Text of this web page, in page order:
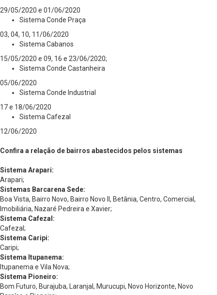
29/05/2020 e 01/06/2020
Sistema Conde Praça
03, 04, 10, 11/06/2020
Sistema Cabanos
15/05/2020 e 09, 16 e 23/06/2020;
Sistema Conde Castanheira
05/06/2020
Sistema Conde Industrial
17 e 18/06/2020
Sistema Cafezal
12/06/2020
Confira a relação de bairros abastecidos pelos sistemas
Sistema Arapari:
Arapari;
Sistemas Barcarena Sede:
Boa Vista, Bairro Novo, Bairro Novo II, Betânia, Centro, Comercial,
Imobiliária, Nazaré Pedreira e Xavier;
Sistema Cafezal:
Cafezal;
Sistema Caripi:
Caripi;
Sistema Itupanema:
Itupanema e Vila Nova;
Sistema Pioneiro:
Bom Futuro, Burajuba, Laranjal, Murucupi, Novo Horizonte, Novo